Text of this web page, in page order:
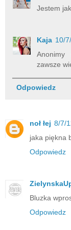
Jestem
Kaja 10/
zawsze
Odpowiedz
noł łej 8/7/
jaka piękna
Odpowiedz
Bluzka
Odpowiedz